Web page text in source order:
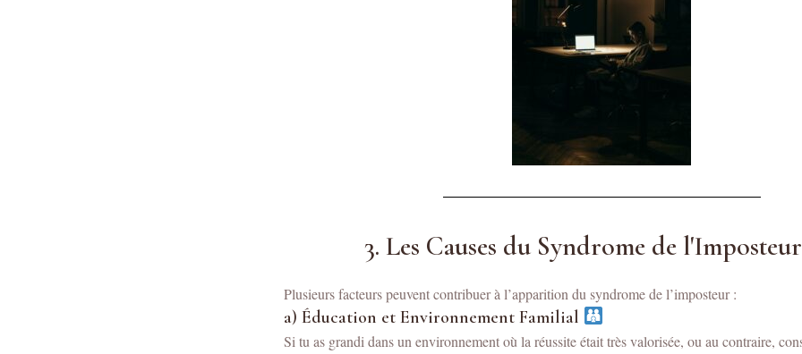
3. Les Causes du Syndrome de
Plusieurs facteurs peuvent contribuer à l’apparition du syndrome de l’imposteur :
a) Éducation et Environnement Familial
Si tu as grandi dans un environnement où la réussite était très valorisée, ou au contraire,